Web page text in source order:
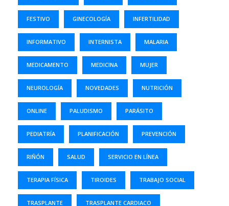
FESTIVO GINECOLOGÍA INFERTILIDAD
INFORMATIVO INTERNISTA MALARIA
MEDICAMENTO MEDICINA MUJER
NEUROLOGÍA NOVEDADES NUTRICIÓN
ONLINE PALUDISMO PARÁSITO
PEDIATRÍA PLANIFICACIÓN PREVENCIÓN
RIÑÓN SALUD SERVICIO EN LÍNEA
TERAPIA FÍSICA TIROIDES TRABAJO SOCIAL
TRASPLANTE TRASPLANTE CARDIACO